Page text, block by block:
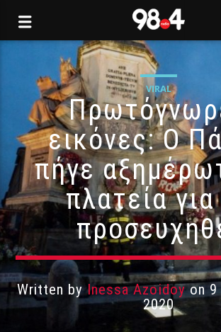
VIRAL
εικόνες: O
πήγε
πλατεία
Written byInessa Azoidoyon 9
2020